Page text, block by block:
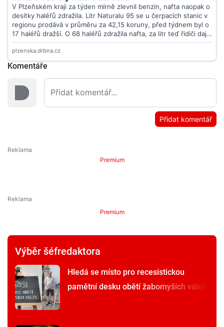
Komentáře
Přidat komentář
Premium
Premium
Výběr šéfredaktora
Hledá se místo pro recesistickou
pamětní desku obětí žabomyších válek